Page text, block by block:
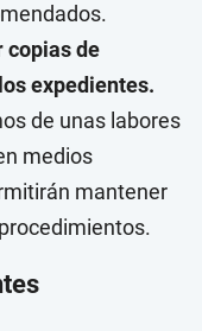
copias de
expedientes.
de unas labores
medios
mantener